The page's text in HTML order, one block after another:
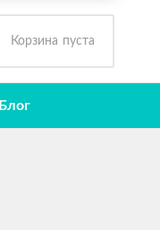
Корзина пуста
Блог